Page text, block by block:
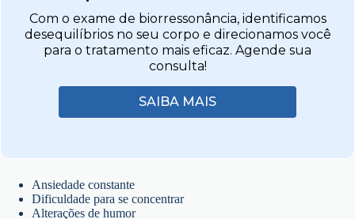
Com o exame de biorressonância, identificamos
desequilíbrios no seu corpo e direcionamos você
para o tratamento mais eficaz. Agende sua
consulta!
SAIBA MAIS
Ansiedade constante
Dificuldade para se concentrar
Alterações de humor